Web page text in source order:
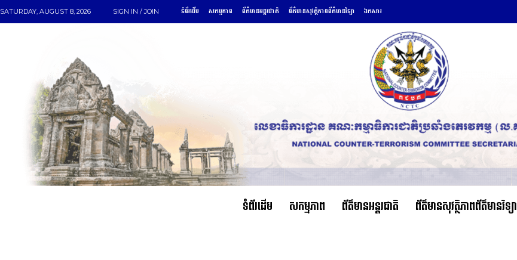
SATURDAY, AUGUST 8, 2026 SIGN IN / JOIN ទំព័រដើម សកម្មភាព ព័ត៌មានអន្តរជាតិ ព័ត៌មានសុវត្ថិភាពព័ត៌មានវិទ្យា ឯកសារ
ទំព័រដើម សកម្មភាព ព័ត៌មានអន្តរជាតិ ព័ត៌មានសុវត្ថិភាពព័ត៌មានវិទ្យា